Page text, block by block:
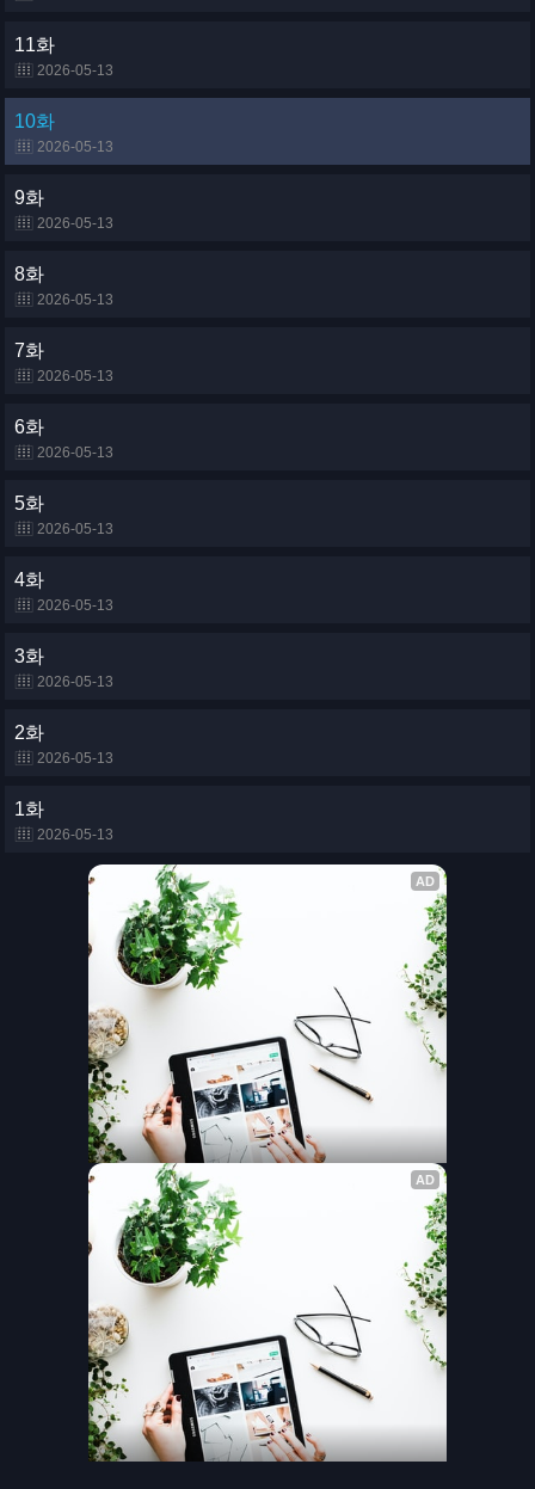
11화
2026-05-13
10화
2026-05-13
9화
2026-05-13
8화
2026-05-13
7화
2026-05-13
6화
2026-05-13
5화
2026-05-13
4화
2026-05-13
3화
2026-05-13
2화
2026-05-13
1화
2026-05-13